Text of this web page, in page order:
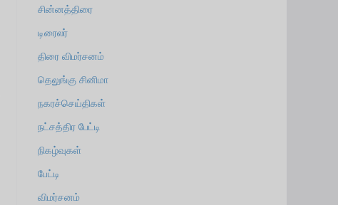
சின்னத்திரை
டிரைலர்
திரை விமர்சனம்
தெலுங்கு சினிமா
நகரச்செய்திகள்
நட்சத்திர பேட்டி
நிகழ்வுகள்
பேட்டி
விமர்சனம்